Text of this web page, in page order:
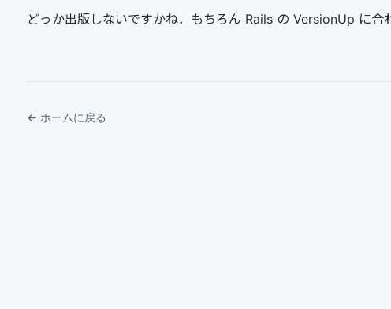
どっか出版しないですかね．もちろん Rails の VersionUp に合
← ホームに戻る